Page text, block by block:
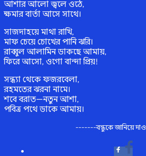
আশার আলো জ্বলে ওঠে,
ক্ষমার বার্তা আসে সাথে।
সাজদাহয়ে মাথা রাখি,
মাফ চেয়ে চোখের পানি ঝরি।
রাব্বুল আলামিন ডাকছে আমায়,
ফিরে আসো, ওগো বান্দা প্রিয়!
সন্ধ্যা থেকে ফজরবেলা,
রহমতের ঝরনা নামে।
শবে বরাত—নতুন আশা,
পবিত্র পথে ডাকে আমায়।
-------বন্ধুকে জানিয়ে দাও